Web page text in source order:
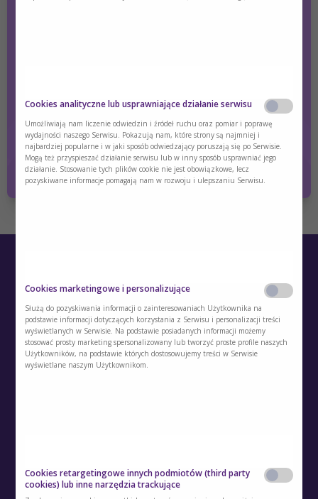
zakresu medycyny, farmacji, pielęgniarstwa,
dietetyki?
Tak Nie
O Akademii
Cookies analityczne lub usprawniające działanie serwisu
Umożliwiają nam liczenie odwiedzin i źródeł ruchu oraz pomiar i poprawę
wydajności naszego Serwisu. Pokazują nam, które strony są najmniej i
najbardziej popularne i w jaki sposób odwiedzający poruszają się po Serwisie.
Mogą też przyspieszać działanie serwisu lub w inny sposób usprawniać jego
działanie. Stosowanie tych plików cookie nie jest obowiązkowe, lecz
pozyskiwane informacje pomagają nam w rozwoju i ulepszaniu Serwisu.
Cookies marketingowe i personalizujące
Służą do pozyskiwania informacji o zainteresowaniach Użytkownika na
podstawie informacji dotyczących korzystania z Serwisu i personalizacji treści
wyświetlanych w Serwisie. Na podstawie posiadanych informacji możemy
stosować prosty marketing spersonalizowany lub tworzyć proste profile naszych
Użytkowników, na podstawie których dostosowujemy treści w Serwisie
wyświetlane naszym Użytkownikom.
Cookies retargetingowe innych podmiotów (third party
cookies) lub inne narzędzia trackujące